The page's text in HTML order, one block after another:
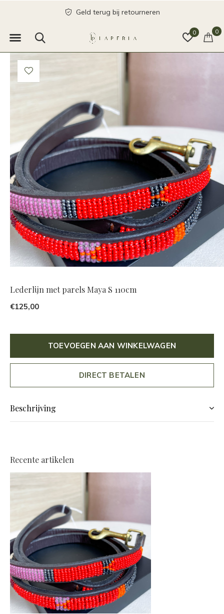
0 0
Geld terug bij retourneren
Lederlijn met parels Maya S 110cm
€125,00
TOEVOEGEN AAN WINKELWAGEN
DIRECT BETALEN
Beschrijving
Recente artikelen